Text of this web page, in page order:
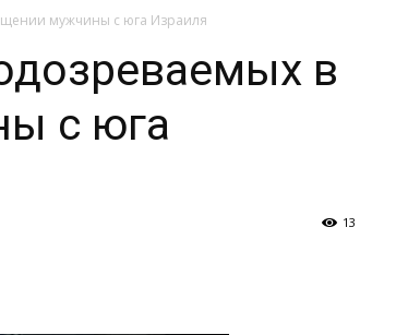
мужчины с юга Израиля
в
с юга
13